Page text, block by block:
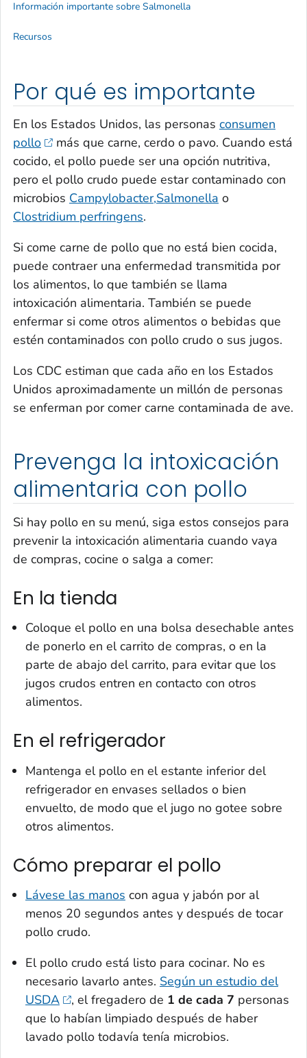
Por qué es importante
En los Estados Unidos, las personas consumen
pollo
más que carne, cerdo o pavo. Cuando está
cocido, el pollo puede ser una opción nutritiva,
pero el pollo crudo puede estar contaminado con
microbios Campylobacter,Salmonella o
Clostridium perfringens.
Si come carne de pollo que no está bien cocida,
puede contraer una enfermedad transmitida por
los alimentos, lo que también se llama
intoxicación alimentaria. También se puede
enfermar si come otros alimentos o bebidas que
estén contaminados con pollo crudo o sus jugos.
Los CDC estiman que cada año en los Estados
Unidos aproximadamente un millón de personas
se enferman por comer carne contaminada de ave.
Prevenga la intoxicación
alimentaria con pollo
Si hay pollo en su menú, siga estos consejos para
prevenir la intoxicación alimentaria cuando vaya
de compras, cocine o salga a comer:
En la tienda
Coloque el pollo en una bolsa desechable antes
de ponerlo en el carrito de compras, o en la
parte de abajo del carrito, para evitar que los
jugos crudos entren en contacto con otros
alimentos.
En el refrigerador
Mantenga el pollo en el estante inferior del
refrigerador en envases sellados o bien
envuelto, de modo que el jugo no gotee sobre
otros alimentos.
Cómo preparar el pollo
Lávese las manos con agua y jabón por al
menos 20 segundos antes y después de tocar
pollo crudo.
El pollo crudo está listo para cocinar. No es
necesario lavarlo antes. Según un estudio del
USDA
, el fregadero de 1 de cada 7 personas
que lo habían limpiado después de haber
lavado pollo todavía tenía microbios.
Información importante sobre Salmonella
Recursos